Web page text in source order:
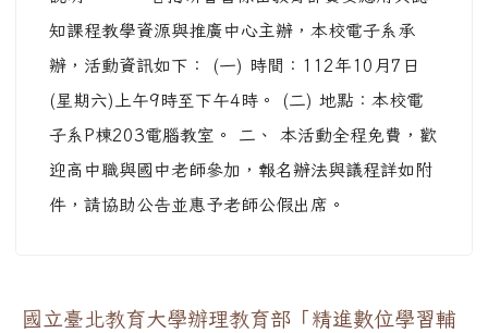
知課程教學資源與推廣中心主辦，本校電子系承
辦，活動資訊如下： (一) 時間：112年10月7日
(星期六)上午9時至下午4時。 (二) 地點：本校電
子系P棟203電腦教室。 二、 本活動全程免費，歡
迎高中職與國中老師參加，報名辦法與議程詳如附
件，請協助公告並惠予老師公假出席。
國立臺北教育大學辦理教育部「精進數位學習輔